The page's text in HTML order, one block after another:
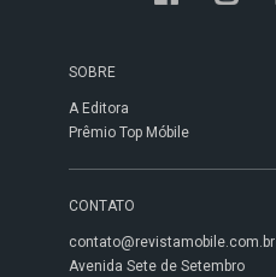
SOBRE
A Editora
Prêmio Top Móbile
CONTATO
contato@revistamobile.com.br
Avenida Sete de Setembro